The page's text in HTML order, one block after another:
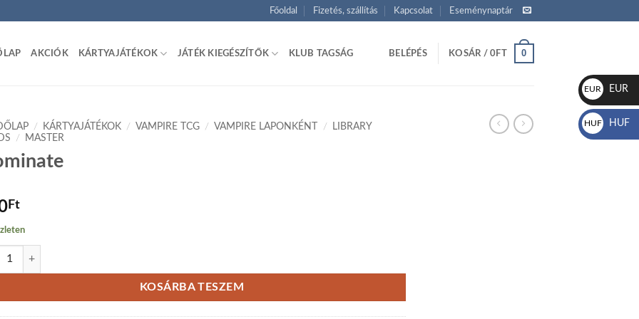
Főoldal Fizetés, szállítás Kapcsolat Eseménynaptár
AKCIÓK KÁRTYAJÁTÉKOK JÁTÉK KIEGÉSZÍTŐK KLUB TAGSÁG BELÉPÉS KOSÁR /0FT 0
/ KÁRTYAJÁTÉKOK / VAMPIRE TCG / VAMPIRE LAPONKÉNT /
LIBRARY
/ MASTER
Ft
mennyiség
KOSÁRBA TESZEM
EUR
€
EUR
HUF
Ft
HUF